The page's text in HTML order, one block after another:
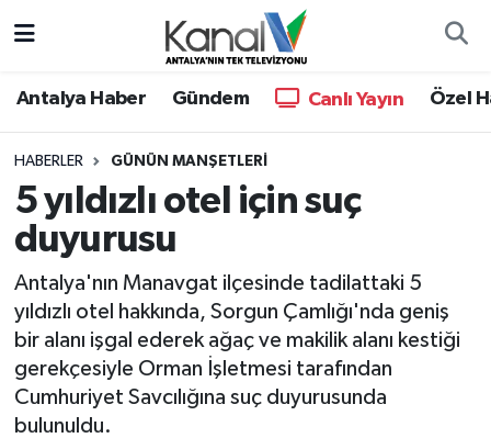
Antalya Haber Gündem Canlı Yayın Özel
HABERLER GÜNÜN MANŞETLERI
5 yıldızlı otel için suç
duyurusu
Antalya'nın Manavgat ilçesinde tadilattaki 5
yıldızlı otel hakkında, Sorgun Çamlığı'nda geniş
bir alanı işgal ederek ağaç ve makilik alanı kestiği
gerekçesiyle Orman İşletmesi tarafından
Cumhuriyet Savcılığına suç duyurusunda
bulunuldu.
Antalya Haber
Dünya
Eğitim
Ekonomi
Gündem
Günün Manşetleri
Hava Durumu
Trafik Durumu
Süper Lig Puan Durumu ve Fikstür
Tüm Manşetler
Son Dakika Haberleri
Haber Arşivi